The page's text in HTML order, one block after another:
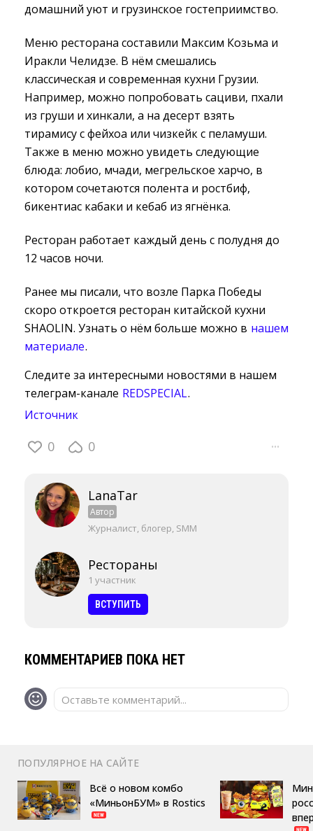
домашний уют и грузинское гостеприимство.
Меню ресторана составили Максим Козьма и
Иракли Челидзе. В нём смешались
классическая и современная кухни Грузии.
Например, можно попробовать сациви, пхали
из груши и хинкали, а на десерт взять
тирамису с фейхоа или чизкейк с пеламуши.
Также в меню можно увидеть следующие
блюда: лобио, мчади, мегрельское харчо, в
котором сочетаются полента и ростбиф,
бикентиас кабаки и кебаб из ягнёнка.
Ресторан работает каждый день с полудня до
12 часов ночи.
Ранее мы писали, что возле Парка Победы
скоро откроется ресторан китайской кухни
SHAOLIN. Узнать о нём больше можно в нашем
материале.
Следите за интересными новостями в нашем
телеграм-канале REDSPECIAL.
Источник
0 0 ···
LanaTar
Автор
Журналист, блогер, SMM
Рестораны
1 участник
ВСТУПИТЬ
КОММЕНТАРИЕВ ПОКА НЕТ
Оставьте комментарий...
ПОПУЛЯРНОЕ НА САЙТЕ
Всё о новом комбо
«МиньонБУМ» в Rostics